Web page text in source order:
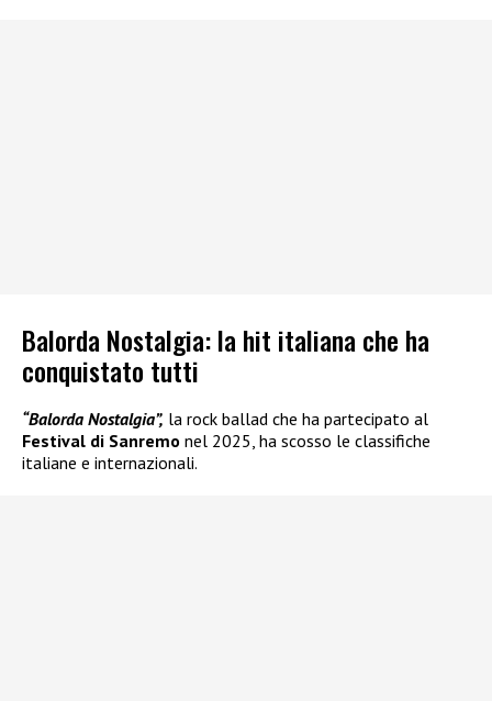
Balorda Nostalgia: la hit italiana che ha
conquistato tutti
“Balorda Nostalgia”, la rock ballad che ha partecipato al
Festival di Sanremo nel 2025, ha scosso le classifiche
italiane e internazionali.